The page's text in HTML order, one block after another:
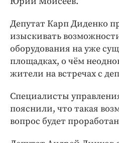
Депутат Карп Диденко
изыскивать
оборудования на уже
площадках, о чём
жители на встречах с
Специалисты
пояснили, что такая
вопрос будет